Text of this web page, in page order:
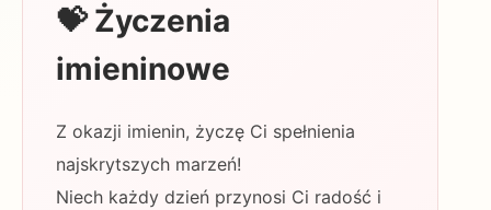
💝 Życzenia
imieninowe
Z okazji imienin, życzę Ci spełnienia
najskrytszych marzeń!
Niech każdy dzień przynosi Ci radość i